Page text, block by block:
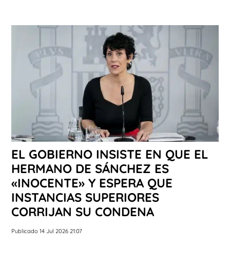
EL GOBIERNO INSISTE EN QUE EL
HERMANO DE SÁNCHEZ ES
«INOCENTE» Y ESPERA QUE
INSTANCIAS SUPERIORES
CORRIJAN SU CONDENA
Publicado 14 Jul 2026 21:07